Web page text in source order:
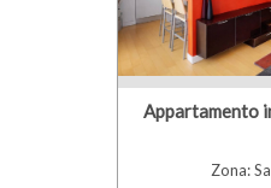
Appartamento
Zona: